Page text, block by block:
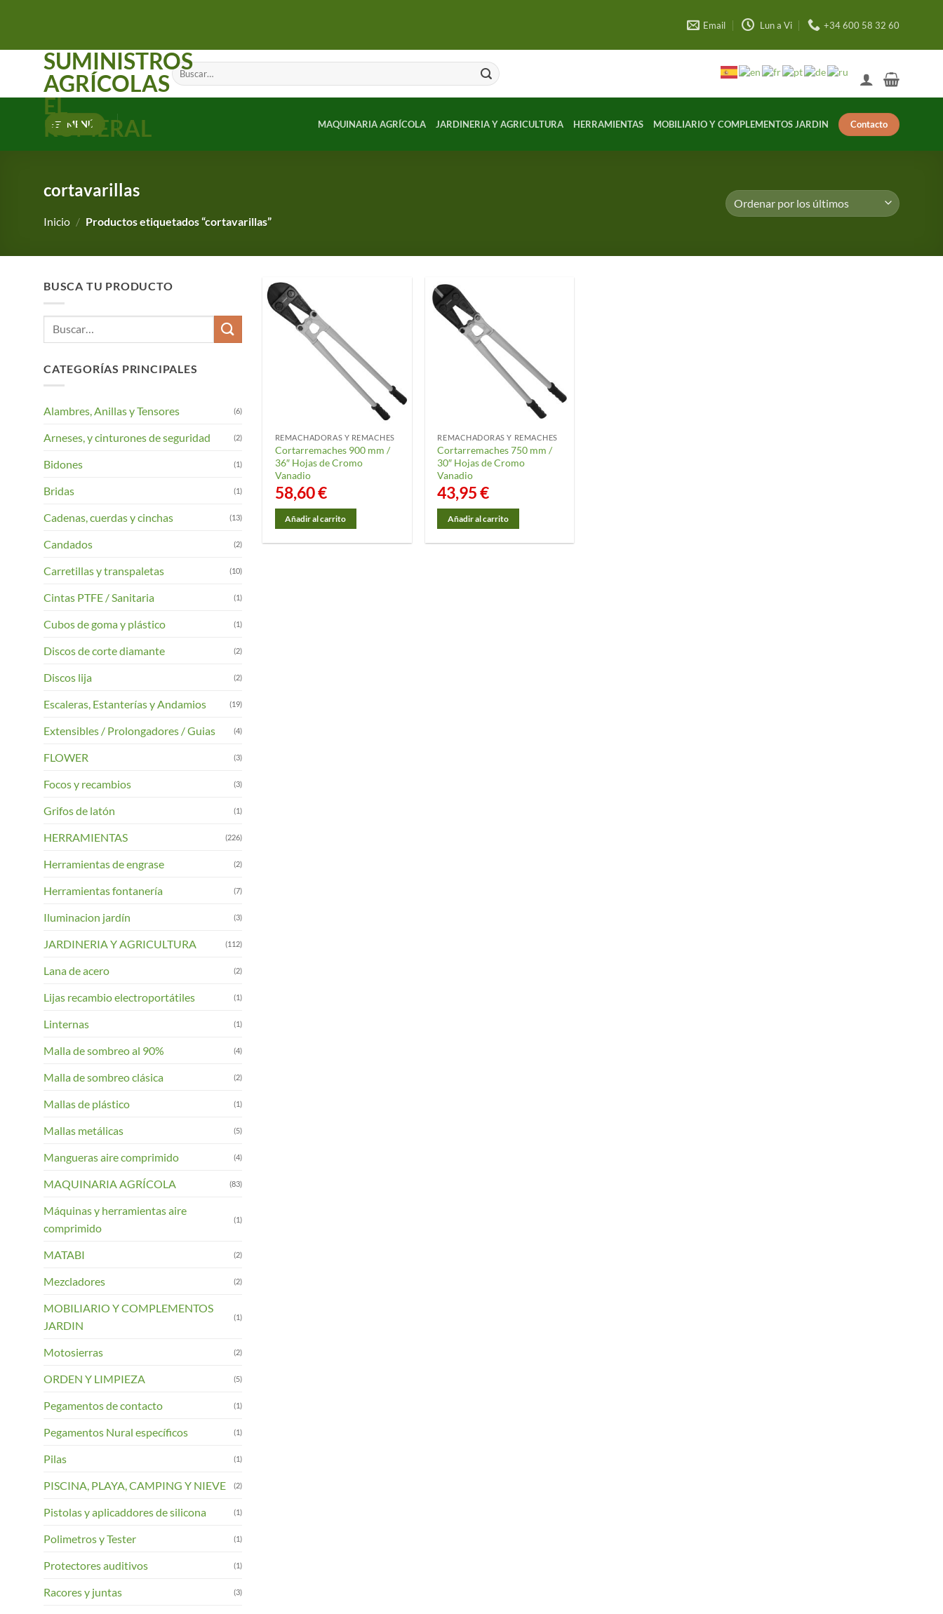
Email Lun a Vi +34 600 58 32 60
SUMINISTROS
AGRÍCOLAS
EL
ROMERAL
Buscar
por:
MENÚ MAQUINARIA AGRÍCOLA JARDINERIA Y AGRICULTURA HERRAMIENTAS MOBILIARIO Y COMPLEMENTOS JARDIN Contacto
cortavarillas
Inicio / Productos etiquetados “cortavarillas”
BUSCA TU PRODUCTO
Buscar
CATEGORÍAS PRINCIPALES
Alambres, Anillas y Tensores (6)
Arneses, y cinturones de seguridad (2)
Bidones (1)
Bridas (1)
Cadenas, cuerdas y cinchas (13)
Candados (2)
Carretillas y transpaletas (10)
Cintas PTFE / Sanitaria (1)
Cubos de goma y plástico (1)
Discos de corte diamante (2)
Discos lija (2)
Escaleras, Estanterías y Andamios (19)
Extensibles / Prolongadores / Guias (4)
FLOWER (3)
Focos y recambios (3)
Grifos de latón (1)
HERRAMIENTAS (226)
Herramientas de engrase (2)
Herramientas fontanería (7)
Iluminacion jardín (3)
JARDINERIA Y AGRICULTURA (112)
Lana de acero (2)
Lijas recambio electroportátiles (1)
Linternas (1)
Malla de sombreo al 90% (4)
Malla de sombreo clásica (2)
Mallas de plástico (1)
Mallas metálicas (5)
Mangueras aire comprimido (4)
MAQUINARIA AGRÍCOLA (83)
Máquinas y herramientas aire
comprimido
(1)
MATABI (2)
Mezcladores (2)
MOBILIARIO Y COMPLEMENTOS
JARDIN
(1)
Motosierras (2)
ORDEN Y LIMPIEZA (5)
Pegamentos de contacto (1)
Pegamentos Nural específicos (1)
Pilas (1)
PISCINA, PLAYA, CAMPING Y NIEVE (2)
Pistolas y aplicaddores de silicona (1)
Polimetros y Tester (1)
Protectores auditivos (1)
Racores y juntas (3)
REMACHADORAS Y REMACHES
Cortarremaches 900 mm /
36″ Hojas de Cromo
Vanadio
58,60€
Añadir al carrito
REMACHADORAS Y REMACHES
Cortarremaches 750 mm /
30″ Hojas de Cromo
Vanadio
43,95€
Añadir al carrito